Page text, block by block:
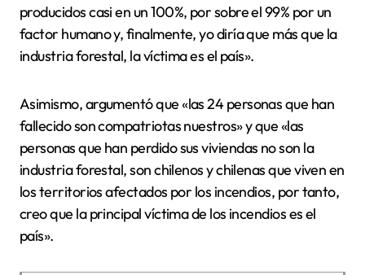
producidos casi en un 100%, por sobre el 99% por un
factor humano y, finalmente, yo diría que más que la
industria forestal, la víctima es el país».
Asimismo, argumentó que «las 24 personas que han
fallecido son compatriotas nuestros» y que «las
personas que han perdido sus viviendas no son la
industria forestal, son chilenos y chilenas que viven en
los territorios afectados por los incendios, por tanto,
creo que la principal víctima de los incendios es el
país».